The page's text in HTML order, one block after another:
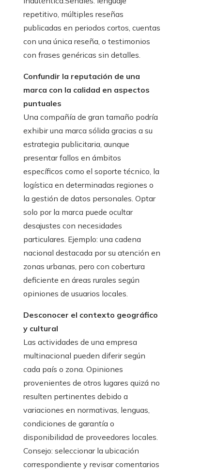
repetitivo, múltiples reseñas
publicadas en periodos cortos, cuentas
con una única reseña, o testimonios
con frases genéricas sin detalles.
Confundir la reputación de una
marca con la calidad en aspectos
puntuales
Una compañía de gran tamaño podría
exhibir una marca sólida gracias a su
estrategia publicitaria, aunque
presentar fallos en ámbitos
específicos como el soporte técnico, la
logística en determinadas regiones o
la gestión de datos personales. Optar
solo por la marca puede ocultar
desajustes con necesidades
particulares. Ejemplo: una cadena
nacional destacada por su atención en
zonas urbanas, pero con cobertura
deficiente en áreas rurales según
opiniones de usuarios locales.
Desconocer el contexto geográfico
y cultural
Las actividades de una empresa
multinacional pueden diferir según
cada país o zona. Opiniones
provenientes de otros lugares quizá no
resulten pertinentes debido a
variaciones en normativas, lenguas,
condiciones de garantía o
disponibilidad de proveedores locales.
Consejo: seleccionar la ubicación
correspondiente y revisar comentarios